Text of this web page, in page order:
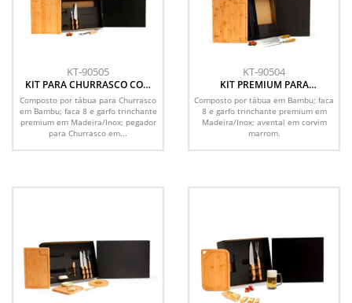
KT-90505
KIT PARA CHURRASCO COM
AVENTAL - 5 PÇS
Composto por tábua para Churrasco
em Bambu; faca 8 e garfo trinchante
premium em Madeira/Inox; pegador
para Churrasco em...
KT-90504
KIT PREMIUM PARA
CHURRASCO - 4 PÇS
Composto por tábua em Bambu; faca
8 e garfo trinchante premium em
Madeira/Inox; avental em corvim
marrom.